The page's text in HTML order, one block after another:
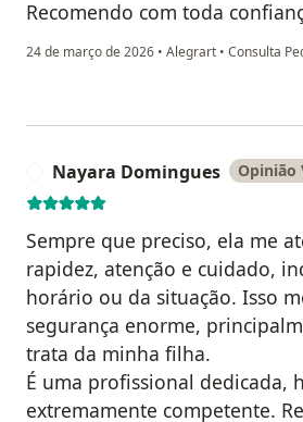
Recomendo com toda
24 de março de 2026 • Alegrart • Consulta
Nayara Domingues Opinião
Sempre que preciso, ela me
rapidez, atenção e cuidado,
horário ou da situação. Isso
segurança enorme,
trata da minha filha.
É uma profissional dedicada,
extremamente competente.